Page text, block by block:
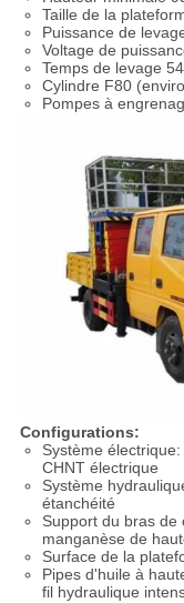
Taille de la
Puissance de
Voltage de
Temps de levage
Cylindre F80
Pompes à
Configurations:
Système
CHNT électrique
Système
étanchéité
Support du bras de
manganèse de
Surface de la
Pipes d'huile à
fil hydraulique